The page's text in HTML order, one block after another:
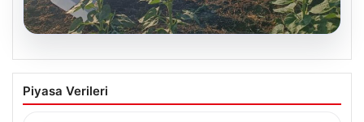
Eğitim uçağı sert iniş yaptı. Öğrenci
pilot yaralandı
Piyasa Verileri